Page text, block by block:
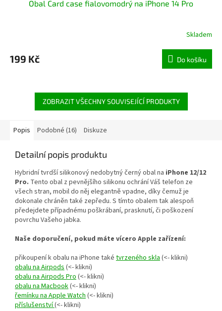
Obal Card case fialovomodrý na iPhone 14 Pro
Skladem
199 Kč Do košíku
ZOBRAZIT VŠECHNY SOUVISEJÍCÍ PRODUKTY
Popis Podobné (16) Diskuze
Detailní popis produktu
Hybridní tvrdší silikonový nedobytný černý obal na iPhone 12/12
Pro. Tento obal z pevnějšího silikonu ochrání Váš telefon ze
všech stran, mobil do něj elegantně vpadne, díky čemuž je
dokonale chráněn také zepředu. S tímto obalem tak alespoň
předejdete případnému poškrábaní, prasknutí, či poškození
povrchu Vašeho jabka.
Naše doporučení, pokud máte vícero Apple zařízení:
přikoupení k obalu na iPhone také tvrzeného skla(<- klikni)
obalu na Airpods(<- klikni)
obalu na Airpods Pro(<- klikni)
obalu na Macbook(<- klikni)
řemínku na Apple Watch(<- klikni)
příslušenství(<- klikni)